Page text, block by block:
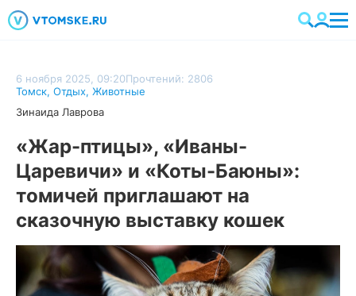
6 ноября 2025, 09:20Прочтений: 2806
Томск, Отдых, Животные
Зинаида Лаврова
«Жар-птицы», «Иваны-
Царевичи» и «Коты-Баюны»:
томичей приглашают на
сказочную выставку кошек